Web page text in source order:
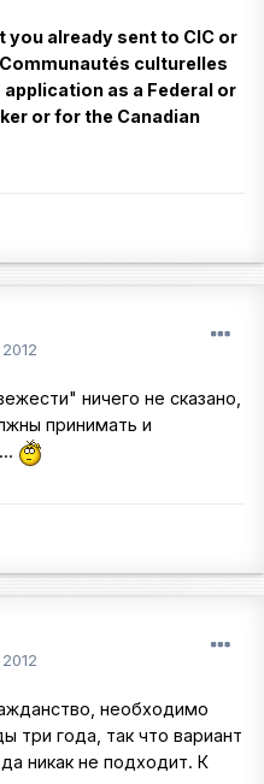
already sent to CIC or
culturelles
as a Federal or
or for the Canadian
ничего не сказано,
принимать и
необходимо
три года, так что вариант
никак не подходит. К